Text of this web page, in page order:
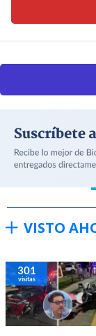
VISTO
301
visitas